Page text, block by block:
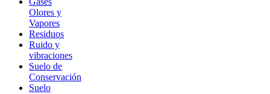
Olores y
Vapores
Residuos
Ruido y
vibraciones
Suelo de
Conservación
Suelo